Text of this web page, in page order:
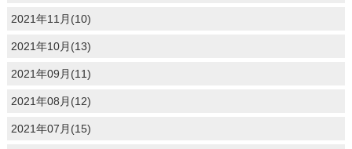
2021年11月(10)
2021年10月(13)
2021年09月(11)
2021年08月(12)
2021年07月(15)